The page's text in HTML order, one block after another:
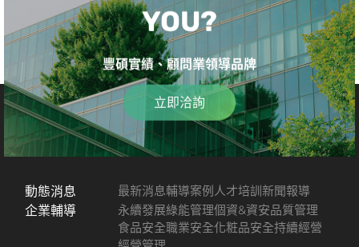
YOU?
豐碩實績、顧問業領導品牌
立即洽詢
動態消息 最新消息輔導案例 人才培訓新聞報導
企業輔導 永續發展綠能管理個資&資安品質管理
食品安全職業安全化粧品安全持續經營